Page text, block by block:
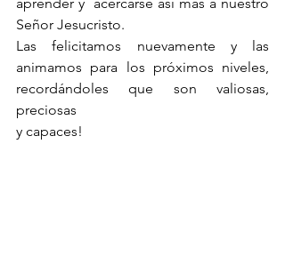
Señor Jesucristo.
Las felicitamos nuevamente y las
animamos para los próximos niveles,
recordándoles que son valiosas,
preciosas
y capaces!